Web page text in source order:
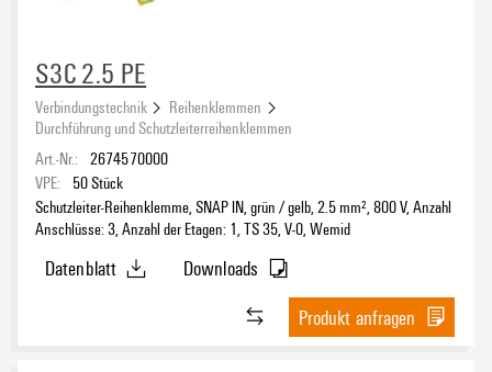
S3C 2.5 PE
Verbindungstechnik
Reihenklemmen
Durchführung und Schutzleiterreihenklemmen
Art.-Nr.: 2674570000
VPE:
50Stück
Schutzleiter-Reihenklemme, SNAP IN, grün / gelb, 2.5 mm², 800 V, Anzahl
Anschlüsse: 3, Anzahl der Etagen: 1, TS 35, V-0, Wemid
Datenblatt
Downloads
Produkt anfragen